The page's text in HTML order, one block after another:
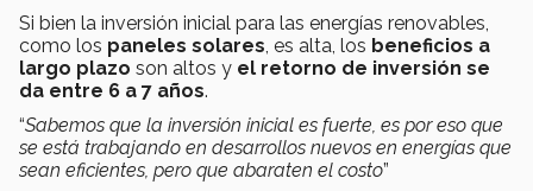
Si bien la inversión inicial para las energías renovables,
como los paneles solares , es alta, los beneficios a
largo plazo son altos y el retorno de inversión se
da entre 6 a 7 años.
“Sabemos que la inversión inicial es fuerte, es por eso que
se está trabajando en desarrollos nuevos en energías que
sean eficientes, pero que abaraten el costo”